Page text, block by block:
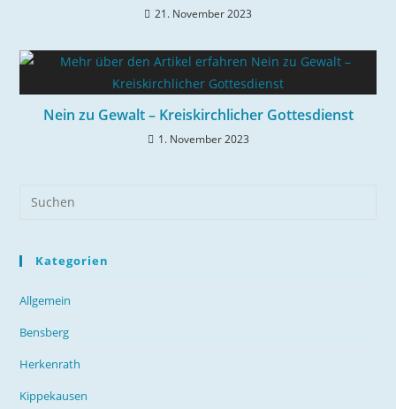
21. November 2023
Nein zu Gewalt – Kreiskirchlicher Gottesdienst
1. November 2023
Kategorien
Allgemein
Bensberg
Herkenrath
Kippekausen